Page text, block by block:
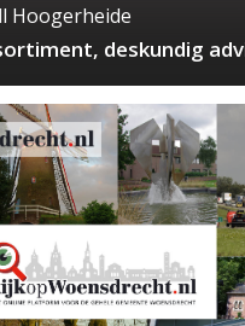
Hoogerheide
deskundig